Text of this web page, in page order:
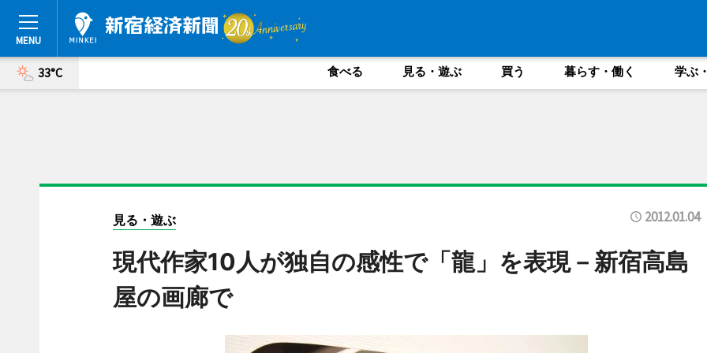
33°C 食べる 見る・遊ぶ 買う 暮らす・働く 学ぶ
見る・遊ぶ 2012.01.04
現代作家10人が独自の感性で「龍」を表現－新宿高島
屋の画廊で